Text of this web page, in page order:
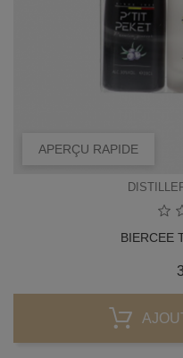
APERÇU RAPIDE
BIERCEE